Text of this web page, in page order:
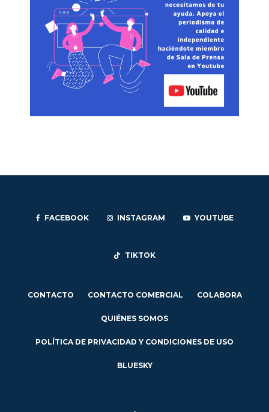
FACEBOOK INSTAGRAM YOUTUBE
TIKTOK
CONTACTO CONTACTO COMERCIAL COLABORA
QUIÉNES SOMOS
POLÍTICA DE PRIVACIDAD Y CONDICIONES DE USO
BLUESKY